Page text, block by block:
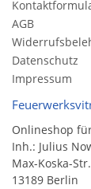
AGB
Datenschutz
Impressum
Onlineshop
Inh.: Julius
Max-Koska-
13189 Berlin